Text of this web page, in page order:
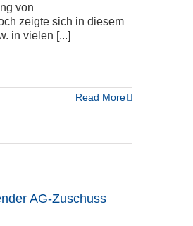
von
zeigte sich in diesem
in vielen [...]
Read More
AG-Zuschuss